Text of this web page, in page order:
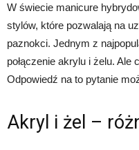
W świecie manicure
stylów, które pozwalają na
paznokci. Jednym z
połączenie akrylu i żelu. Ale
Odpowiedź na to pytanie
Akryl i żel –